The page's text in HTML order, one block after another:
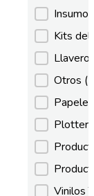
Kits
Otros
Vinilos